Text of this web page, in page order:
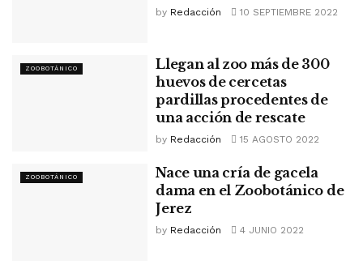
by Redacción 10 SEPTIEMBRE 2022
ZOOBOTÁNICO
Llegan al zoo más de 300
huevos de cercetas
pardillas procedentes de
una acción de rescate
by Redacción 15 AGOSTO 2022
ZOOBOTÁNICO
Nace una cría de gacela
dama en el Zoobotánico de
Jerez
by Redacción 4 JUNIO 2022